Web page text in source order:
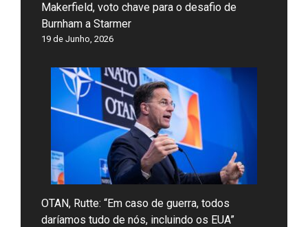
Makerfield, voto chave para o desafio de
Burnham a Starmer
19 de Junho, 2026
OTAN, Rutte: “Em caso de guerra, todos
daríamos tudo de nós, incluindo os EUA”